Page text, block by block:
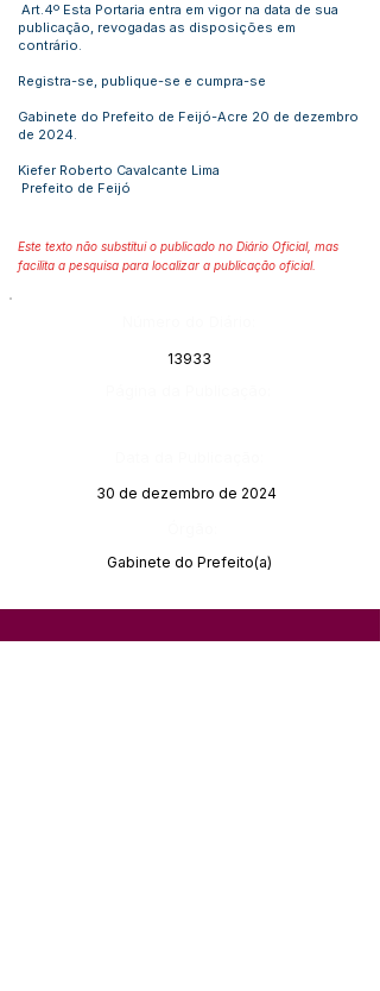
Art.4º Esta Portaria entra em vigor na data de sua
publicação, revogadas as disposições em
contrário.
Registra-se, publique-se e cumpra-se
Gabinete do Prefeito de Feijó-Acre 20 de dezembro
de 2024.
Kiefer Roberto Cavalcante Lima
Prefeito de Feijó
Este texto não substitui o publicado no Diário Oficial, mas
facilita a pesquisa para localizar a publicação oficial.
13933
30 de dezembro de 2024
Gabinete do Prefeito(a)